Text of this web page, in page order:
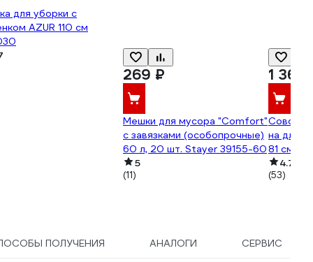
для уборки с
AZUR 110 см
269 ₽
Мешки для мусора "Comfort"
с завязками (особопрочные)
60 л, 20 шт. Stayer 39155-60
5
(11)
1 360
Совок
на
81 см,
4.7
(53)
ПОЛУЧЕНИЯ АНАЛОГИ СЕРВИС